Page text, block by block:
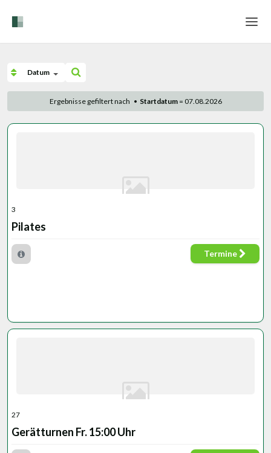
Login
Sprache
Datum
Ergebnisse gefiltert nach • Startdatum= 07.08.2026
3
Pilates
Termine
27
Gerätturnen Fr. 15:00 Uhr